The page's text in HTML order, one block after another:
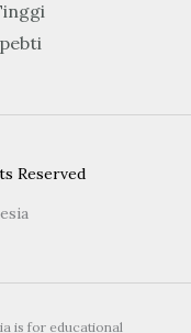
Reserved
is for educational